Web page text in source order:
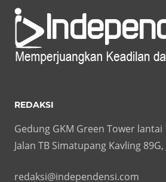
REDAKSI
Gedung GKM Green Tower lantai
Jalan TB Simatupang Kavling
redaksi@independensi.com